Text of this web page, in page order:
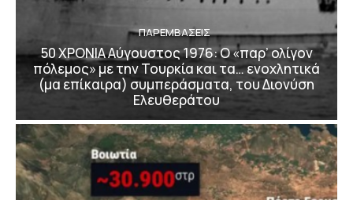
ΠΑΡΕΜΒΑΣΕΙΣ
50 ΧΡΟΝΙΑ Αύγουστος 1976: Ο «παρ’ ολίγον
πόλεμος» με την Τουρκία και τα… ενοχλητικά
(μα επίκαιρα) συμπεράσματα, του Διονύση
Ελευθεράτου